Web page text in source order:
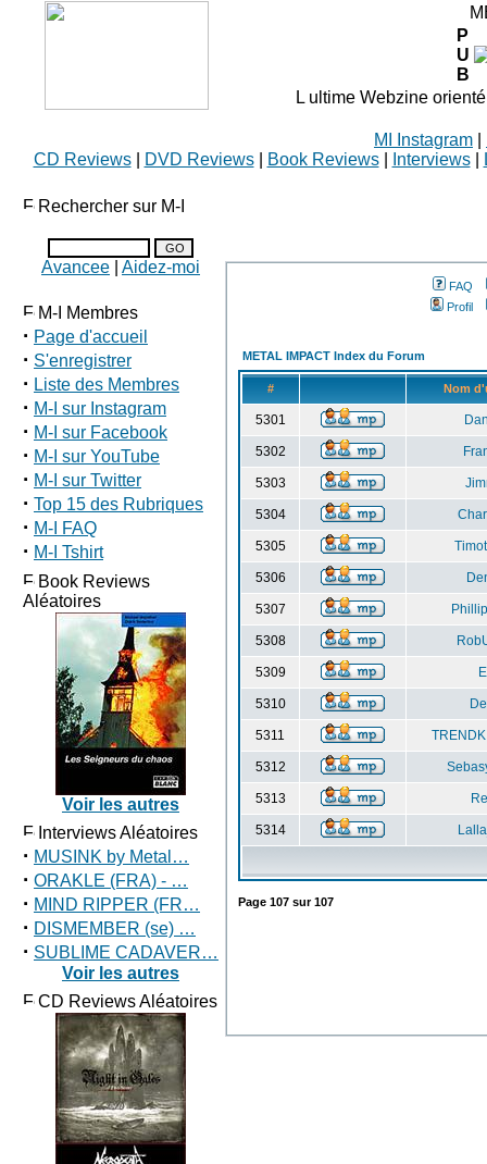
P
U
B
L ultime Webzine
MI Instagram
CD Reviews| DVD Reviews| Book Reviews| Interviews|
Rechercher sur M-I
Avancee Aidez-moi
M-I Membres
· Page d'accueil
· S'enregistrer
· Liste des Membres
· M-I sur Instagram
· M-I sur Facebook
· M-I sur YouTube
· M-I sur Twitter
· Top 15 des Rubriques
· M-I FAQ
· M-I Tshirt
Book Reviews
Aléatoires
Voir les autres
Interviews Aléatoires
· MUSINK by Metal…
· ORAKLE (FRA) - …
· MIND RIPPER (FR…
· DISMEMBER (se) …
· SUBLIME CADAVER…
Voir les autres
CD Reviews Aléatoires
FAQ
Profil
METAL IMPACT Index du Forum
# Nom
5301
5302
5303
5304
5305
5306
5307
5308
5309
5310
5311
5312
5313
5314
Page 107 sur107